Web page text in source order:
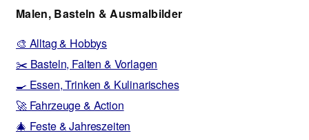
Malen, Basteln & Ausmalbilder
🎨 Alltag & Hobbys
✂️ Basteln, Falten & Vorlagen
🍳 Essen, Trinken & Kulinarisches
🚀 Fahrzeuge & Action
🎄 Feste & Jahreszeiten